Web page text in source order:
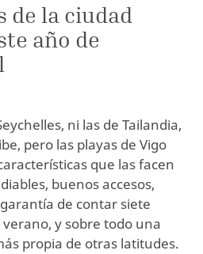
de la ciudad
año de
ni las de Tailandia,
pero las playas de Vigo
que las facen
buenos accesos,
de contar siete
y sobre todo una
propia de otras latitudes.